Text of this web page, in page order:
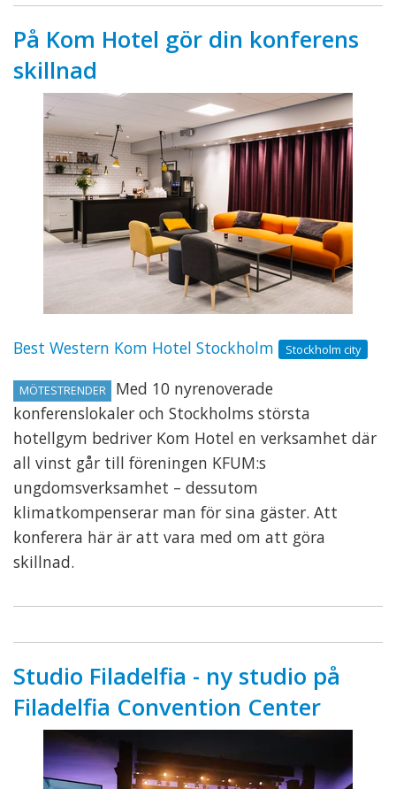
På Kom Hotel gör din konferens
skillnad
Best Western Kom Hotel Stockholm Stockholm city
MÖTESTRENDER
Med 10 nyrenoverade
konferenslokaler och Stockholms största
hotellgym bedriver Kom Hotel en verksamhet där
all vinst går till föreningen KFUM:s
ungdomsverksamhet – dessutom
klimatkompenserar man för sina gäster. Att
konferera här är att vara med om att göra
skillnad.
Studio Filadelfia - ny studio på
Filadelfia Convention Center